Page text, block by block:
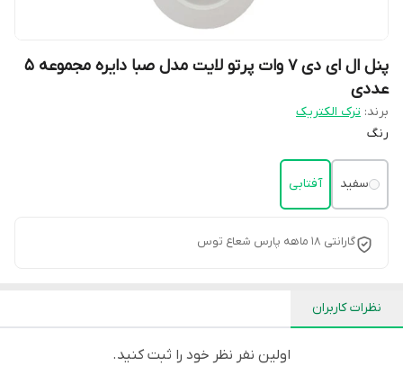
پنل ال ای دی 7 وات پرتو لایت مدل صبا دایره مجموعه 5
عددی
برند: ترک الکتریک
رنگ
سفید آفتابی
گارانتی 18 ماهه پارس شعاع توس
نظرات کاربران
اولین نفر نظر خود را ثبت کنید.